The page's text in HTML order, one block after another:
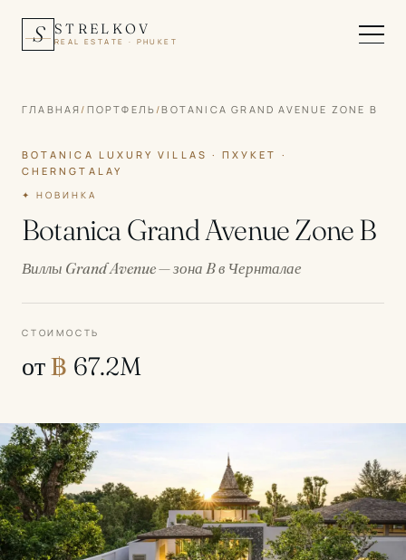
S STRELKOV
REAL ESTATE · PHUKET
ГЛАВНАЯ/ ПОРТФЕЛЬ/BOTANICA GRAND AVENUE ZONE B
BOTANICA LUXURY VILLAS · ПХУКЕТ ·
CHERNGTALAY
✦ НОВИНКА
Botanica Grand Avenue Zone B
Виллы Grand Avenue — зона B в Чернталае
СТОИМОСТЬ
от฿ 67.2M